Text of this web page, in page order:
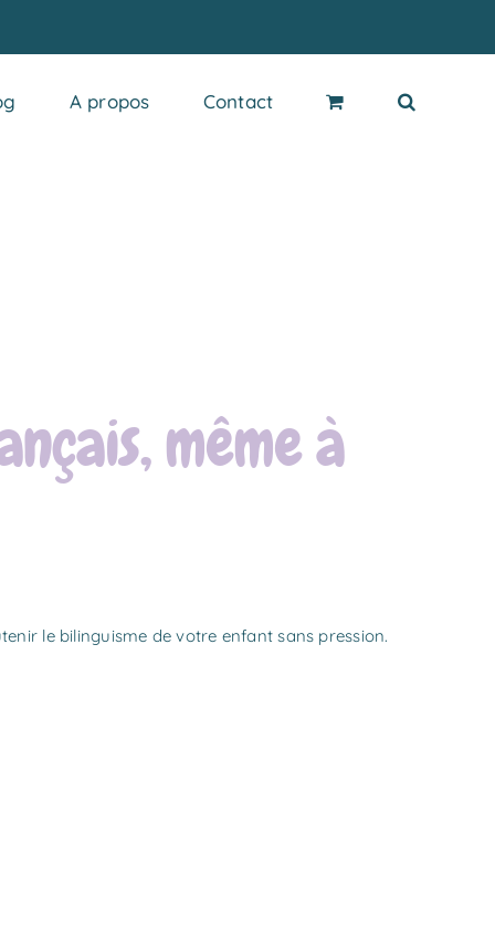
A propos Contact
même à
le bilinguisme de votre enfant sans pression.